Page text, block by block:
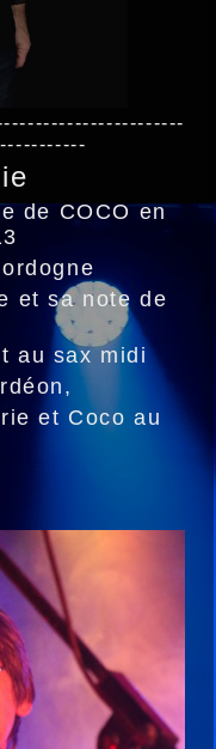
de COCO en
et sa note de
au sax midi
et Coco au